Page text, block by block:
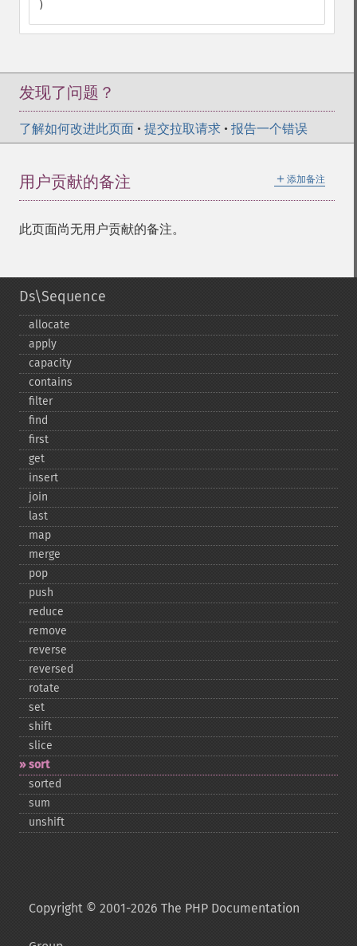
)
发现了问题？
了解如何改进此页面 • 提交拉取请求 • 报告一个错误
＋ 添加备注
用户贡献的备注
此页面尚无用户贡献的备注。
Ds\Sequence
allocate
apply
capacity
contains
filter
find
first
get
insert
join
last
map
merge
pop
push
reduce
remove
reverse
reversed
rotate
set
shift
slice
sort
sorted
sum
unshift
Copyright © 2001-2026 The PHP Documentation